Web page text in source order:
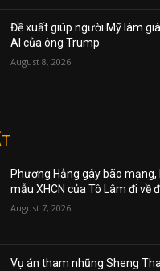
Đề xuất giúp người Mỹ làm
AI của ông Trump
August 8, 2026
Phương Hằng gây bão mạng,
mẫu XHCN của Tô Lâm đi về
August 7, 2026
Vụ án tham nhũng Sheng